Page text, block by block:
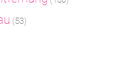
(53)